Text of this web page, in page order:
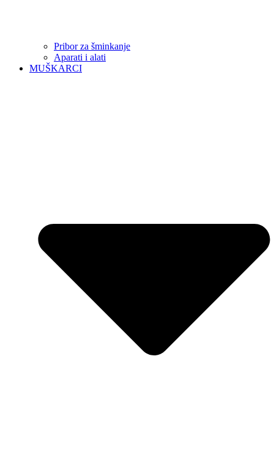
Pribor za šminkanje
Aparati i alati
MUŠKARCI